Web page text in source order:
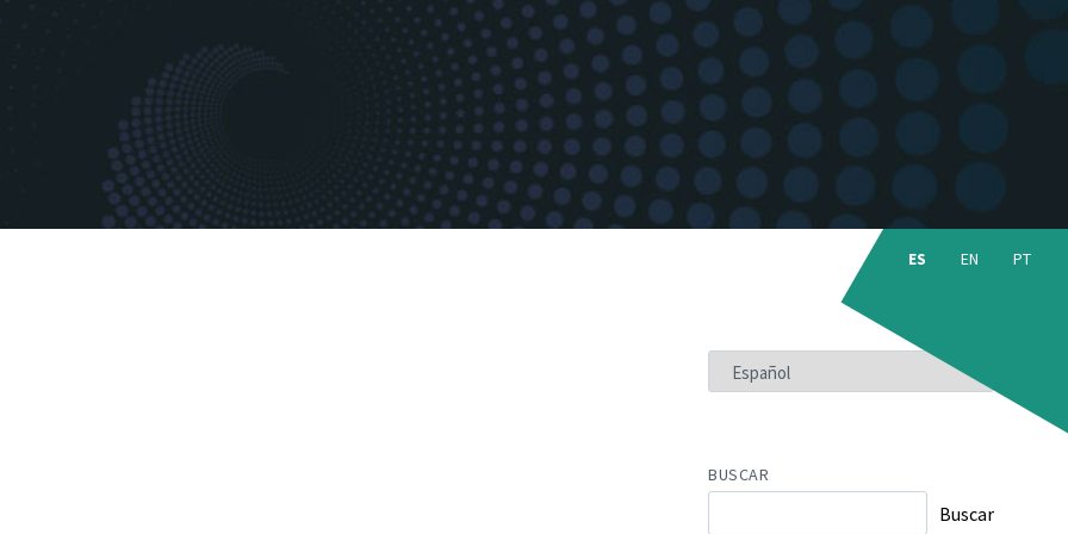
Choose
language:
ES EN PT
ELEGIR
BUSCAR
Buscar